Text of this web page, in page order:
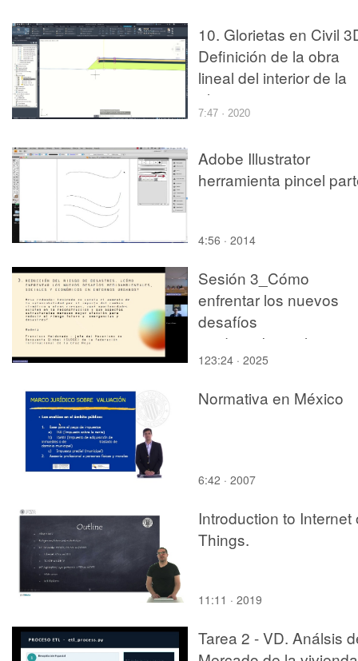
10. Glorietas en Civil
Definición de la obra
lineal del interior de la
glorieta
7:47 · 2020
Adobe Illustrator
herramienta pincel
4:56 · 2014
Sesión 3_Cómo
enfrentar los nuevos
desafíos
medioambientales,
sociales y económicos
123:24 · 2025
Normativa en México
6:42 · 2007
Introduction to Internet
Things.
11:11 · 2019
Tarea 2 - VD. Análsis